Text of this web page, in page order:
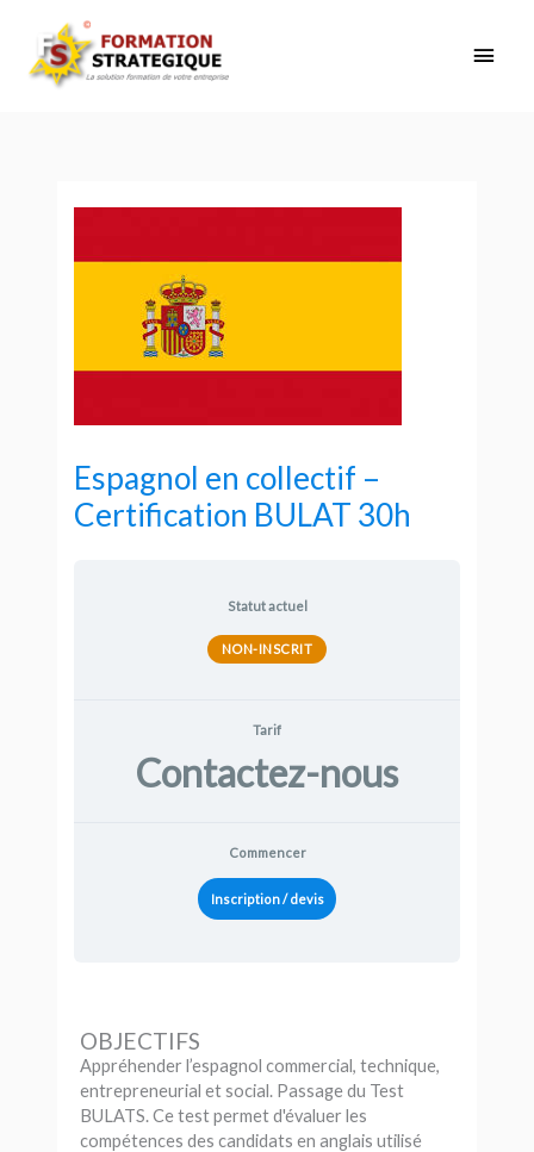
contenu
Espagnol en collectif –
Certification BULAT 30h
Statut actuel
NON-INSCRIT
Tarif
Contactez-nous
Commencer
Inscription / devis
OBJECTIFS
Appréhender l’espagnol commercial, technique,
entrepreneurial et social. Passage du Test
BULATS. Ce test permet d'évaluer les
compétences des candidats en anglais utilisé